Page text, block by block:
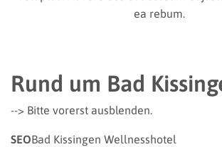
ea rebum.
Rund um Bad
--> Bitte vorerst ausblenden.
SEOBad Kissingen Wellnesshotel